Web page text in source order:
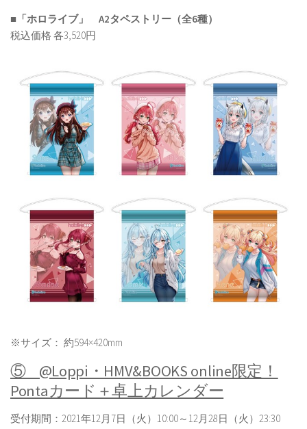
■「ホロライブ」 A2タペストリー（全6種）
税込価格 各3,520円
※サイズ： 約594×420mm
⑤ @Loppi・HMV&BOOKS online限定！
Pontaカード＋卓上カレンダー
受付期間：2021年12月7日（火）10:00～12月28日（火）23:30